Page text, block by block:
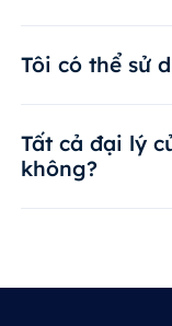
Tôi có thể sử
Tất cả đại lý
không?